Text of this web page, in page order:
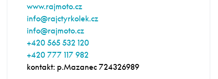
www.rajmoto.cz
info@rajctyrkolek.cz
info@rajmoto.cz
+420 565 532 120
+420 777 117 982
kontakt: p.Mazanec 724326989